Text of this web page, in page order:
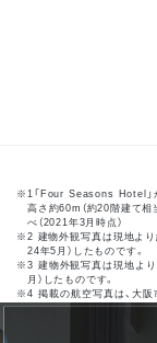
※1「Four Seasons Hotel」
高さ約60m（約20階建て相
べ（2021年3月時点）
※2 建物外観写真は現地より
24年5月）したものです。
※3 建物外観写真は現地より
月）したものです。
※4 掲載の航空写真は、大阪
撮影（2024年5月）したも
※5 16駅は：大阪駅（JR）・西
（Osaka Metro）・福島駅（